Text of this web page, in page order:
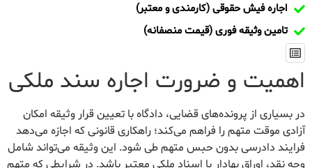
اجاره فیش حقوقی (کارمندی و معتبر)
تامین وثیقه فوری (قیمت منصفانه)
اهمیت و ضرورت اجاره سند ملکی
در بسیاری از پرونده‌های قضایی، دادگاه با تعیین قرار وثیقه امکان
آزادی موقت متهم را فراهم می‌کند؛ راهکاری قانونی که اجازه می‌دهد
فرایند دادرسی بدون حبس متهم طی شود. این وثیقه می‌تواند شامل
وجه نقد، اوراق بهادار یا اسناد ملکی معتبر باشد. در شرایطی که متهم